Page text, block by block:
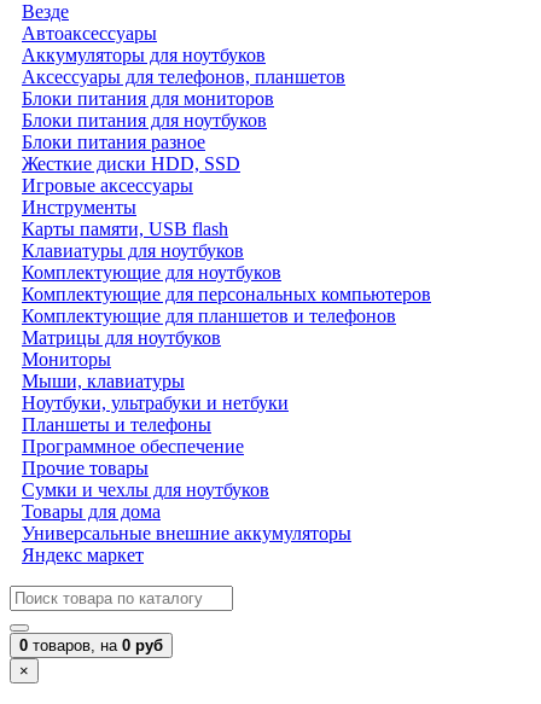
Везде
Автоаксессуары
Аккумуляторы для ноутбуков
Аксессуары для телефонов, планшетов
Блоки питания для мониторов
Блоки питания для ноутбуков
Блоки питания разное
Жесткие диски HDD, SSD
Игровые аксессуары
Инструменты
Карты памяти, USB flash
Клавиатуры для ноутбуков
Комплектующие для ноутбуков
Комплектующие для персональных компьютеров
Комплектующие для планшетов и телефонов
Матрицы для ноутбуков
Мониторы
Мыши, клавиатуры
Ноутбуки, ультрабуки и нетбуки
Планшеты и телефоны
Программное обеспечение
Прочие товары
Сумки и чехлы для ноутбуков
Товары для дома
Универсальные внешние аккумуляторы
Яндекс маркет
0 товаров, на 0 руб
×